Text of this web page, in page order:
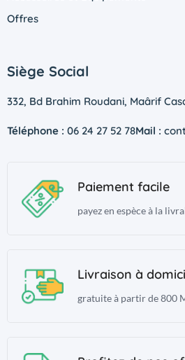
Offres
Siège Social
332, Bd Brahim Roudani, Maârif
Téléphone : 06 24 27 52 78Mail :
Paiement facile
payez en espèce à la
Livraison à
gratuite à partir de 800